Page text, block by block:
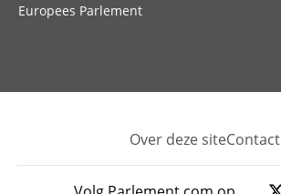
Europees Parlement
Footer
Over deze siteContact